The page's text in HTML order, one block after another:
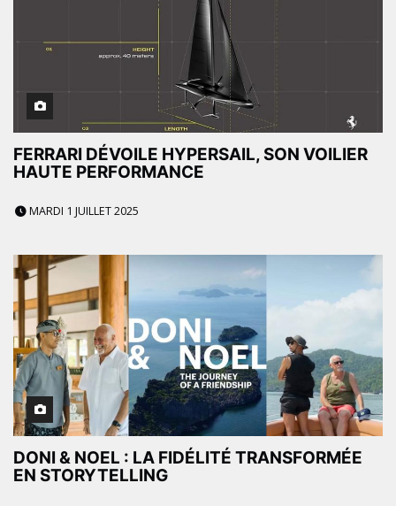
FERRARI DÉVOILE HYPERSAIL, SON VOILIER
HAUTE PERFORMANCE
MARDI 1 JUILLET 2025
DONI & NOEL : LA FIDÉLITÉ TRANSFORMÉE
EN STORYTELLING